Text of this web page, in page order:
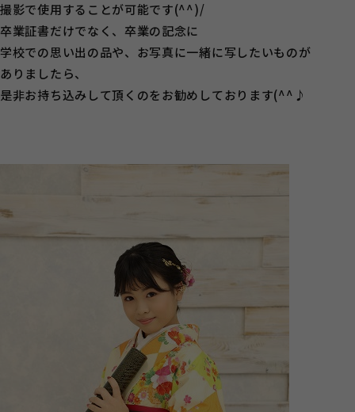
撮影で使用することが可能です(^^)/
卒業証書だけでなく、卒業の記念に
学校での思い出の品や、お写真に一緒に写したいものが
ありましたら、
是非お持ち込みして頂くのをお勧めしております(^^♪